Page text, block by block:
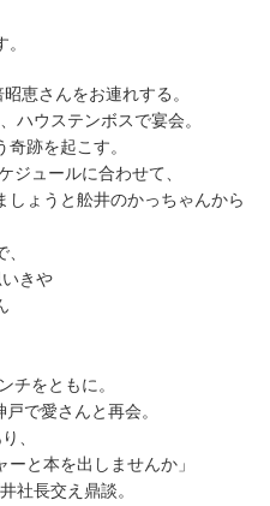
恵さんをお連れする。
ハウステンボスで宴会。
跡を起こす。
ジュールに合わせて、
ょうと舩井のかっちゃんから
きや
チをともに。
で愛さんと再会。
、
ーと本を出しませんか」
社長交え鼎談。